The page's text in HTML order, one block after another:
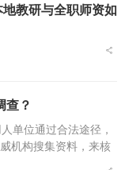
教研与全职师资如
查？
单位通过合法途径，
机构搜集资料，来核
通常由专业机...